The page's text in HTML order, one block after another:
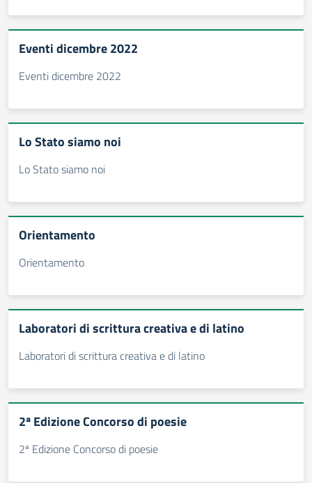
Eventi dicembre 2022
Eventi dicembre 2022
Lo Stato siamo noi
Lo Stato siamo noi
Orientamento
Orientamento
Laboratori di scrittura creativa e di latino
Laboratori di scrittura creativa e di latino
2ª Edizione Concorso di poesie
2ª Edizione Concorso di poesie